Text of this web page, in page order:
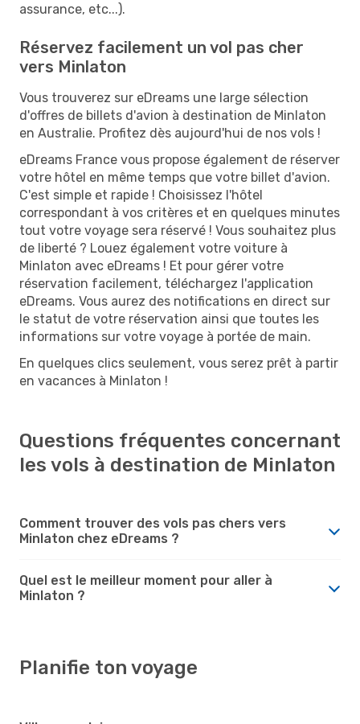
assurance, etc...).
Réservez facilement un vol pas cher
vers Minlaton
Vous trouverez sur eDreams une large sélection
d'offres de billets d'avion à destination de Minlaton
en Australie. Profitez dès aujourd'hui de nos vols !
eDreams France vous propose également de réserver
votre hôtel en même temps que votre billet d'avion.
C'est simple et rapide ! Choisissez l'hôtel
correspondant à vos critères et en quelques minutes
tout votre voyage sera réservé ! Vous souhaitez plus
de liberté ? Louez également votre voiture à
Minlaton avec eDreams ! Et pour gérer votre
réservation facilement, téléchargez l'application
eDreams. Vous aurez des notifications en direct sur
le statut de votre réservation ainsi que toutes les
informations sur votre voyage à portée de main.
En quelques clics seulement, vous serez prêt à partir
en vacances à Minlaton !
Questions fréquentes concernant
les vols à destination de Minlaton
Comment trouver des vols pas chers vers
Minlaton chez eDreams ?
Quel est le meilleur moment pour aller à
Minlaton ?
Planifie ton voyage